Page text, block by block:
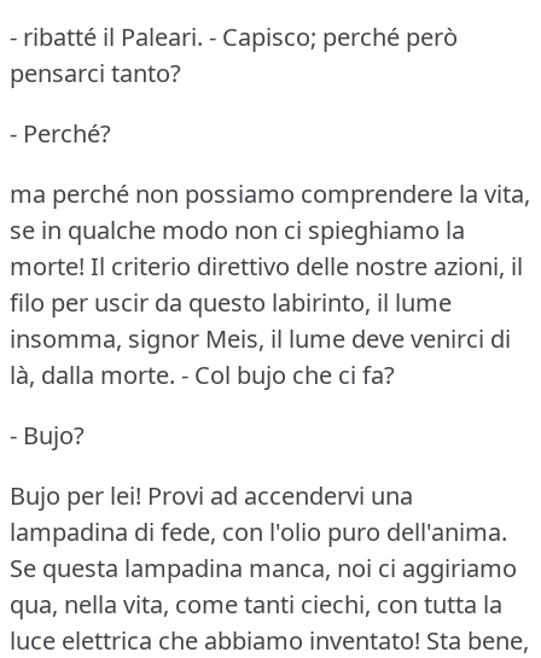
- ribatté il Paleari. - Capisco; perché però
pensarci tanto?
- Perché?
ma perché non possiamo comprendere la vita,
se in qualche modo non ci spieghiamo la
morte! Il criterio direttivo delle nostre azioni, il
filo per uscir da questo labirinto, il lume
insomma, signor Meis, il lume deve venirci di
là, dalla morte. - Col bujo che ci fa?
- Bujo?
Bujo per lei! Provi ad accendervi una
lampadina di fede, con l'olio puro dell'anima.
Se questa lampadina manca, noi ci aggiriamo
qua, nella vita, come tanti ciechi, con tutta la
luce elettrica che abbiamo inventato! Sta bene,